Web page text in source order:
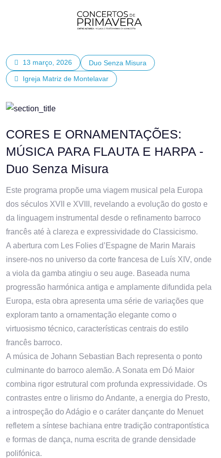
13 março, 2026 Duo Senza Misura
Igreja Matriz de Montelavar
CORES E ORNAMENTAÇÕES:
MÚSICA PARA FLAUTA E HARPA -
Duo Senza Misura
Este programa propõe uma viagem musical pela Europa
dos séculos XVII e XVIII, revelando a evolução do gosto e
da linguagem instrumental desde o refinamento barroco
francês até à clareza e expressividade do Classicismo.
A abertura com Les Folies d’Espagne de Marin Marais
insere-nos no universo da corte francesa de Luís XIV, onde
a viola da gamba atingiu o seu auge. Baseada numa
progressão harmónica antiga e amplamente difundida pela
Europa, esta obra apresenta uma série de variações que
exploram tanto a ornamentação elegante como o
virtuosismo técnico, características centrais do estilo
francês barroco.
A música de Johann Sebastian Bach representa o ponto
culminante do barroco alemão. A Sonata em Dó Maior
combina rigor estrutural com profunda expressividade. Os
contrastes entre o lirismo do Andante, a energia do Presto,
a introspeção do Adágio e o caráter dançante do Menuet
refletem a síntese bachiana entre tradição contrapontística
e formas de dança, numa escrita de grande densidade
polifónica.